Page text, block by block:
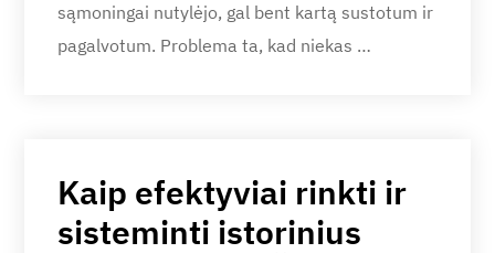
sąmoningai nutylėjo, gal bent kartą sustotum ir
pagalvotum. Problema ta, kad niekas …
Kaip efektyviai rinkti ir
sisteminti istorinius